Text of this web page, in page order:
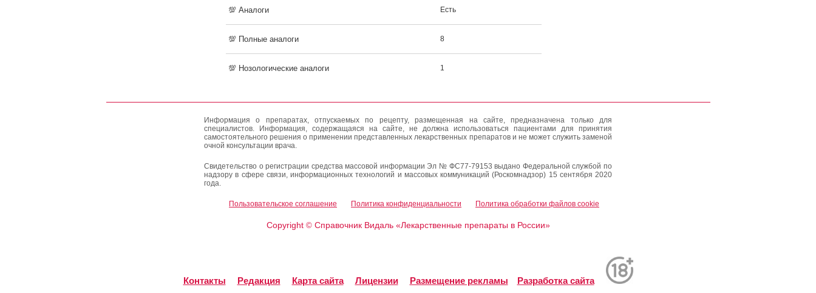
💯 Аналоги Есть
💯 Полные аналоги 8
💯 Нозологические аналоги 1
Информация о препаратах, отпускаемых по рецепту, размещенная на сайте, предназначена только для
специалистов. Информация, содержащаяся на сайте, не должна использоваться пациентами для принятия
самостоятельного решения о применении представленных лекарственных препаратов и не может служить заменой
очной консультации врача.
Свидетельство о регистрации средства массовой информации Эл № ФС77-79153 выдано Федеральной службой по
надзору в сфере связи, информационных технологий и массовых коммуникаций (Роскомнадзор) 15 сентября 2020
года.
Пользовательское соглашение Политика конфиденциальности Политика обработки файлов cookie
Copyright ©Справочник Видаль «Лекарственные препараты в России»
Контакты Редакция Карта сайта Лицензии Размещение рекламы Разработка сайта